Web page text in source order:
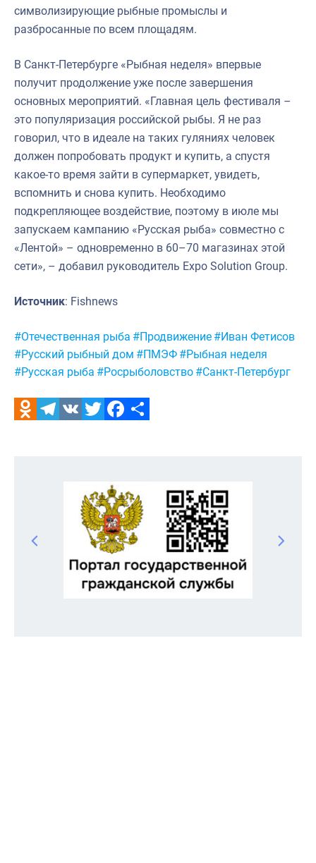
символизирующие рыбные промыслы и
разбросанные по всем площадям.
В Санкт-Петербурге «Рыбная неделя» впервые
получит продолжение уже после завершения
основных мероприятий. «Главная цель фестиваля –
это популяризация российской рыбы. Я не раз
говорил, что в идеале на таких гуляниях человек
должен попробовать продукт и купить, а спустя
какое-то время зайти в супермаркет, увидеть,
вспомнить и снова купить. Необходимо
подкрепляющее воздействие, поэтому в июле мы
запускаем кампанию «Русская рыба» совместно с
«Лентой» – одновременно в 60–70 магазинах этой
сети», – добавил руководитель Expo Solution Group.
Источник: Fishnews
Метки:
#Отечественная рыба #Продвижение #Иван Фетисов
#Русский рыбный дом #ПМЭФ #Рыбная неделя
#Русская рыба #Росрыболовство #Санкт-Петербург